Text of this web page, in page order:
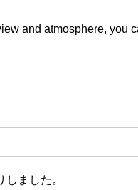
and atmosphere, you
ました。